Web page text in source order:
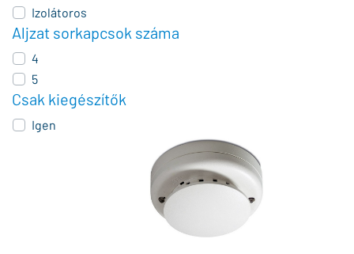
Izolátoros
Aljzat sorkapcsok száma
4
5
Csak kiegészítők
Igen